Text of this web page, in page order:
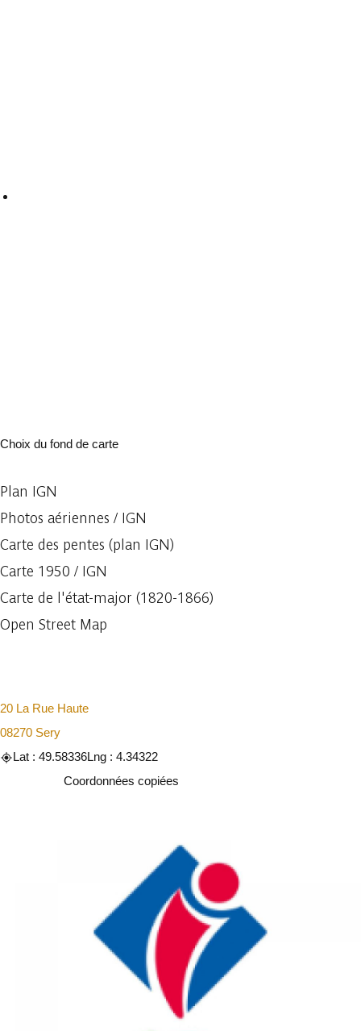
Choix du fond de carte
Plan IGN
Photos aériennes / IGN
Carte des pentes (plan IGN)
Carte 1950 / IGN
Carte de l'état-major (1820-1866)
Open Street Map
20 La Rue Haute
08270 Sery
Lat : 49.58336Lng : 4.34322
Coordonnées copiées